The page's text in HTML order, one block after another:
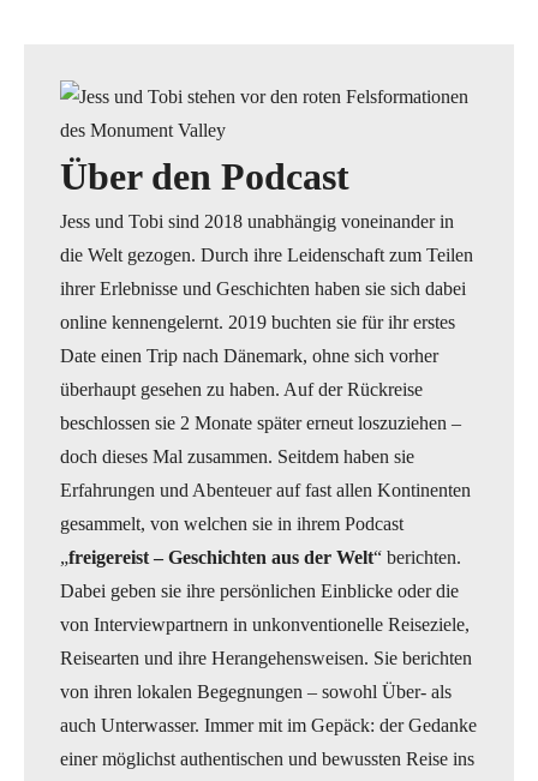
Über den Podcast
Jess und Tobi sind 2018 unabhängig voneinander in
die Welt gezogen. Durch ihre Leidenschaft zum Teilen
ihrer Erlebnisse und Geschichten haben sie sich dabei
online kennengelernt. 2019 buchten sie für ihr erstes
Date einen Trip nach Dänemark, ohne sich vorher
überhaupt gesehen zu haben. Auf der Rückreise
beschlossen sie 2 Monate später erneut loszuziehen –
doch dieses Mal zusammen. Seitdem haben sie
Erfahrungen und Abenteuer auf fast allen Kontinenten
gesammelt, von welchen sie in ihrem Podcast
„freigereist – Geschichten aus der Welt“ berichten.
Dabei geben sie ihre persönlichen Einblicke oder die
von Interviewpartnern in unkonventionelle Reiseziele,
Reisearten und ihre Herangehensweisen. Sie berichten
von ihren lokalen Begegnungen – sowohl Über- als
auch Unterwasser. Immer mit im Gepäck: der Gedanke
einer möglichst authentischen und bewussten Reise ins